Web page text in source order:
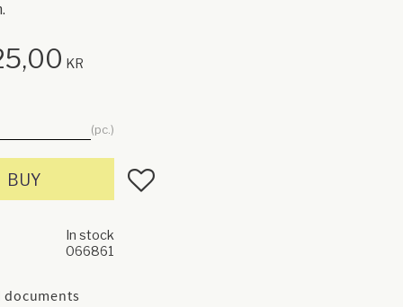
KR
pc.
BUY Add to favorites
In stock
066861
documents